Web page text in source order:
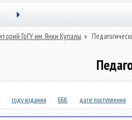
ГрГУ им. Янки Купалы »
году издания ББК дате поступления